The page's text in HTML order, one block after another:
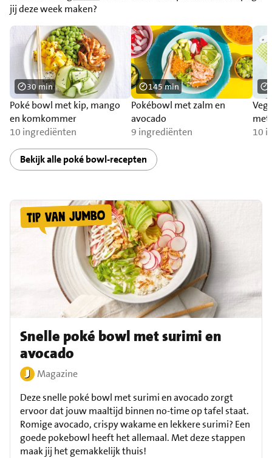
jij deze week maken?
Poké bowl met kip, mango
en komkommer
10 ingrediënten
30 min
Pokébowl met zalm en
avocado
9 ingrediënten
145 min
met
10
Bekijk alle poké bowl-recepten
Snelle poké bowl met surimi en
avocado
Magazine
Deze snelle poké bowl met surimi en avocado zorgt
ervoor dat jouw maaltijd binnen no-time op tafel staat.
Romige avocado, crispy wakame en lekkere surimi? Een
goede pokebowl heeft het allemaal. Met deze stappen
maak jij het gemakkelijk thuis!